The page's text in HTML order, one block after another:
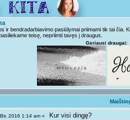
ir bendradarbiavimo pasiūlymai priimami tik tai čia.
teisę, nepriimti tavęs į draugus.
Geriausi draugai:
2016 1:14 am » Kur visi dingę?